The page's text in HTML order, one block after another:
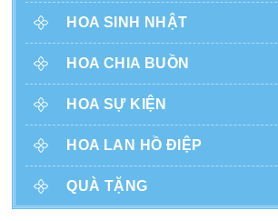
HOA SINH NHẬT
HOA CHIA BUỒN
HOA SỰ KIỆN
HOA LAN HỒ ĐIỆP
QUÀ TẶNG